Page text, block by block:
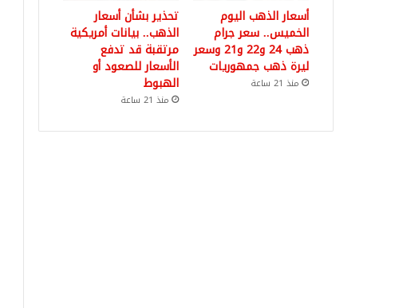
أسعار الذهب اليوم
الخميس.. سعر جرام
ذهب 24 و22 و21 وسعر
ليرة ذهب جمهوريات
منذ 21 ساعة
تحذير بشأن أسعار
الذهب.. بيانات أمريكية
مرتقبة قد تدفع
الأسعار للصعود أو
الهبوط
منذ 21 ساعة